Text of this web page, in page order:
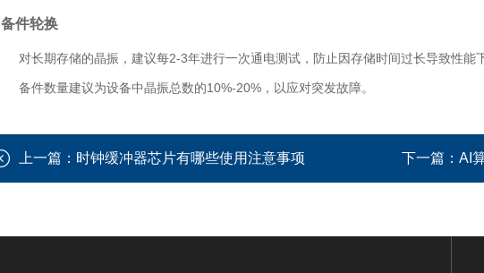
备件轮换
对长期存储的晶振，建议每2-3年进行一次通电测试，防止因存储时间过长导致性能
备件数量建议为设备中晶振总数的10%-20%，以应对突发故障。
上一篇： 时钟缓冲器芯片有哪些使用注意事项 下一篇： AI算